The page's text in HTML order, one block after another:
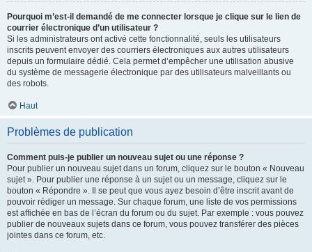
Pourquoi m’est-il demandé de me connecter lorsque je clique sur le lien de
courrier électronique d’un utilisateur ?
Si les administrateurs ont activé cette fonctionnalité, seuls les utilisateurs
inscrits peuvent envoyer des courriers électroniques aux autres utilisateurs
depuis un formulaire dédié. Cela permet d’empêcher une utilisation abusive
du système de messagerie électronique par des utilisateurs malveillants ou
des robots.
Haut
Problèmes de publication
Comment puis-je publier un nouveau sujet ou une réponse ?
Pour publier un nouveau sujet dans un forum, cliquez sur le bouton « Nouveau
sujet ». Pour publier une réponse à un sujet ou un message, cliquez sur le
bouton « Répondre ». Il se peut que vous ayez besoin d’être inscrit avant de
pouvoir rédiger un message. Sur chaque forum, une liste de vos permissions
est affichée en bas de l’écran du forum ou du sujet. Par exemple : vous pouvez
publier de nouveaux sujets dans ce forum, vous pouvez transférer des pièces
jointes dans ce forum, etc.